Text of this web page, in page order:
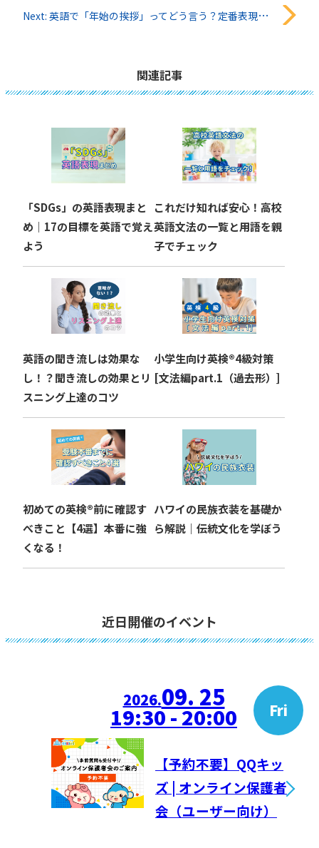
稿
ョ
ン
Next: 英語で「年始の挨拶」ってどう言う？定番表現５選
関連記事
「SDGs」の英語表現まと
め｜17の目標を英語で覚え
よう
これだけ知れば安心！高校
英語文法の一覧と用語を親
子でチェック
英語の聞き流しは効果な
し！？聞き流しの効果とリ
スニング上達のコツ
小学生向け英検®︎4級対策
[文法編part.1（過去形）]
初めての英検®︎前に確認す
べきこと【4選】本番に強
くなる！
ハワイの民族衣装を基礎か
ら解説｜伝統文化を学ぼう
近日開催のイベント
2026.09. 25 Fri
19:30 - 20:00
【予約不要】QQキッ
ズ | オンライン保護者
会（ユーザー向け）